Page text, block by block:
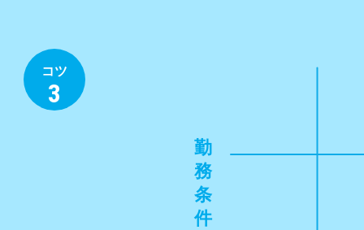
コツ
3
勤
務
条
件